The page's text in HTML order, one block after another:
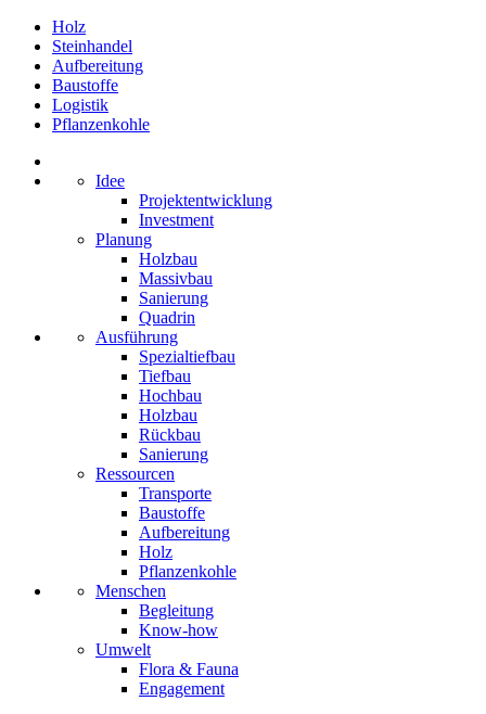
Holz
Steinhandel
Aufbereitung
Baustoffe
Logistik
Pflanzenkohle
Idee
Projektentwicklung
Investment
Planung
Holzbau
Massivbau
Sanierung
Quadrin
Ausführung
Spezialtiefbau
Tiefbau
Hochbau
Holzbau
Rückbau
Sanierung
Ressourcen
Transporte
Baustoffe
Aufbereitung
Holz
Pflanzenkohle
Menschen
Begleitung
Know-how
Umwelt
Flora & Fauna
Engagement